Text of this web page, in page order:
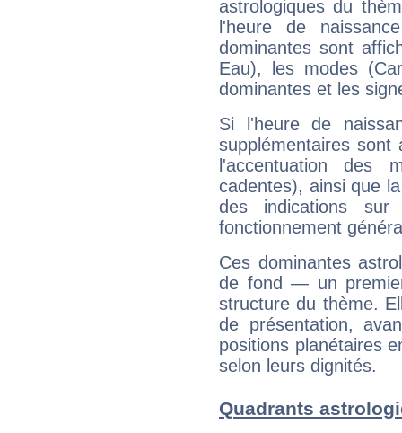
astrologiques du
l'heure de
dominantes sont
Eau), les modes
dominantes et les
Si l'heure de
supplémentaires sont
l'accentuation des
cadentes), ainsi que
des indications sur
fonctionnement
Ces dominantes
de fond — un
structure du thème.
de présentation,
positions planétaires
selon leurs dignités.
Quadrants